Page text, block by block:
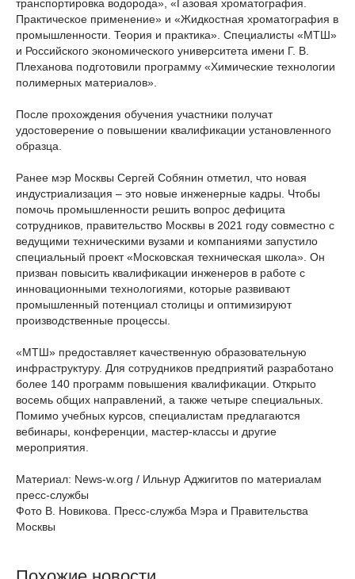
транспортировка водорода», «Газовая хроматография.
Практическое применение» и «Жидкостная хроматография в
промышленности. Теория и практика». Специалисты «МТШ»
и Российского экономического университета имени Г. В.
Плеханова подготовили программу «Химические технологии
полимерных материалов».
После прохождения обучения участники получат
удостоверение о повышении квалификации установленного
образца.
Ранее мэр Москвы Сергей Собянин отметил, что новая
индустриализация – это новые инженерные кадры. Чтобы
помочь промышленности решить вопрос дефицита
сотрудников, правительство Москвы в 2021 году совместно с
ведущими техническими вузами и компаниями запустило
специальный проект «Московская техническая школа». Он
призван повысить квалификации инженеров в работе с
инновационными технологиями, которые развивают
промышленный потенциал столицы и оптимизируют
производственные процессы.
«МТШ» предоставляет качественную образовательную
инфраструктуру. Для сотрудников предприятий разработано
более 140 программ повышения квалификации. Открыто
восемь общих направлений, а также четыре специальных.
Помимо учебных курсов, специалистам предлагаются
вебинары, конференции, мастер-классы и другие
мероприятия.
Материал: News-w.org / Ильнур Аджигитов по материалам
пресс-службы
Фото В. Новикова. Пресс-служба Мэра и Правительства
Москвы